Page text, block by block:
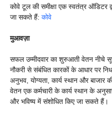
कोवे टूल की समीक्षा एक स्वतंत्र ऑडिटर
जा सकते हैं: कोवे
मुआवज़ा
सफल उम्मीदवार का शुरुआती वेतन नीचे
नौकरी से संबंधित कारकों के आधार पर
अनुभव, योग्यता, कार्य स्थान और बाजार
वेतन एक कर्मचारी के कार्य स्थान के
और भविष्य में संशोधित किए जा सकते हैं।